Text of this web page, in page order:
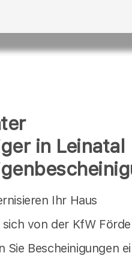
in Leinatal
Ihr Haus
von der KfW
Bescheinigungen